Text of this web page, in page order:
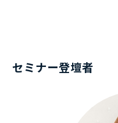
セミナー登壇者